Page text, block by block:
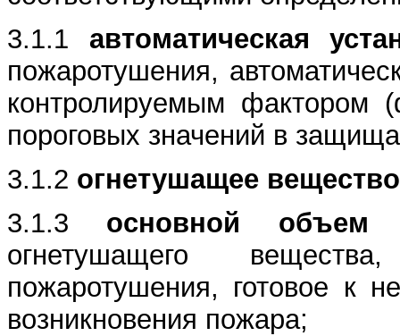
3.1.1 автоматическая
пожаротушения,
контролируемым фактором
пороговых значений в
3.1.2 огнетушащее
3.1.3 основной объем
огнетушащего
пожаротушения, готовое к
возникновения пожара;